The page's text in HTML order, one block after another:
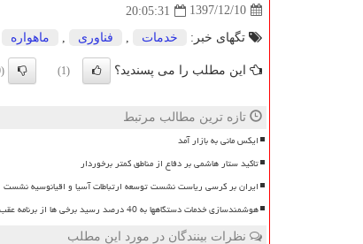
1397/12/10
20:05:31
تگهای خبر: خدمات فناوری ماهواره
این مطلب را می پسندید؟ (1)
(0)
تازه ترین مطالب مرتبط
ایکس مانی به بازار آمد
تاکید ستار هاشمی بر دفاع از مناطق کمتر برخوردار
ایران بر کرسی ریاست نشست توسعه ارتباطات آسیا و اقیانوسیه نشست
هوشمندسازی خدمات دستگاهها به 40 درصد رسید برخی ها از برنامه عقب اند
نظرات بینندگان در مورد این مطلب